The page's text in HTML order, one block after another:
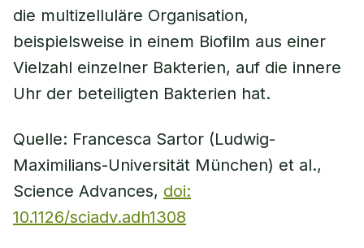
die multizelluläre Organisation,
beispielsweise in einem Biofilm aus einer
Vielzahl einzelner Bakterien, auf die innere
Uhr der beteiligten Bakterien hat.
Quelle: Francesca Sartor (Ludwig-
Maximilians-Universität München) et al.,
Science Advances, doi:
10.1126/sciadv.adh1308